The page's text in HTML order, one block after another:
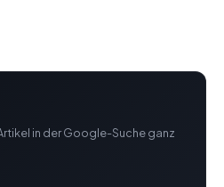
in der Google-Suche ganz